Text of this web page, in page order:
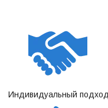
Индивидуальный подход